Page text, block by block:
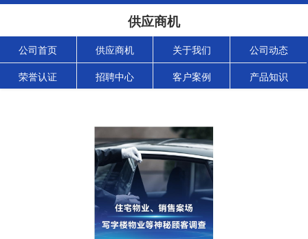
供应商机
公司首页 供应商机 关于我们 公司动态
荣誉认证 招聘中心 客户案例 产品知识